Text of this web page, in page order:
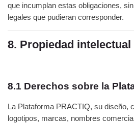
que incumplan estas obligaciones,
legales que pudieran corresponder.
8. Propiedad intelectual
8.1 Derechos sobre la
La Plataforma PRACTIQ, su diseño,
logotipos, marcas, nombres